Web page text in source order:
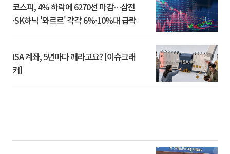
코스피, 4% 하락에 6270선 마감…삼전
·SK하닉 '와르르' 각각 6%·10%대 급락
ISA 계좌, 5년마다 깨라고요? [이슈크래
커]